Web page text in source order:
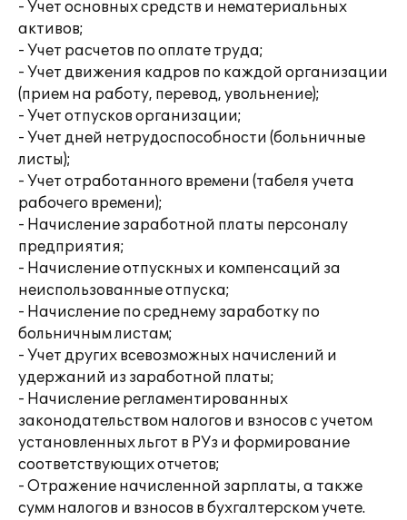
- Учет основных средств и нематериальных
активов;
- Учет расчетов по оплате труда;
- Учет движения кадров по каждой организации
(прием на работу, перевод, увольнение);
- Учет отпусков организации;
- Учет дней нетрудоспособности (больничные
листы);
- Учет отработанного времени (табеля учета
рабочего времени);
- Начисление заработной платы персоналу
предприятия;
- Начисление отпускных и компенсаций за
неиспользованные отпуска;
- Начисление по среднему заработку по
больничным листам;
- Учет других всевозможных начислений и
удержаний из заработной платы;
- Начисление регламентированных
законодательством налогов и взносов с учетом
установленных льгот в РУз и формирование
соответствующих отчетов;
- Отражение начисленной зарплаты, а также
сумм налогов и взносов в бухгалтерском учете.